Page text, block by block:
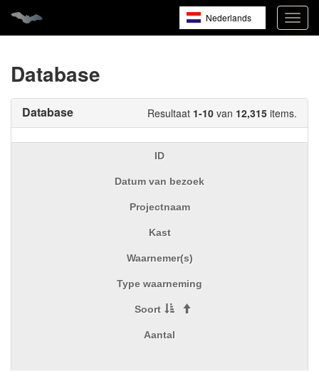
Nederlands
Database
Resultaat 1-10 van 12,315 items.
Database
ID
Datum van bezoek
Projectnaam
Kast
Waarnemer(s)
Type waarneming
Soort
Aantal